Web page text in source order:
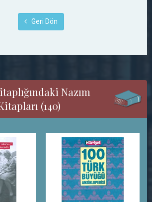
Geri Dön
Nazım
(140)